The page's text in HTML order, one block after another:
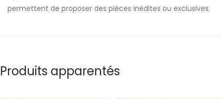
permettent de proposer des pièces inédites ou exclusives.
Produits apparentés